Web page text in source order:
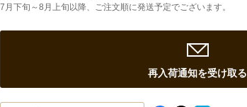
7月下旬～8月上旬以降、ご注文順に発送予定でございます。
再入荷通知を受け取る